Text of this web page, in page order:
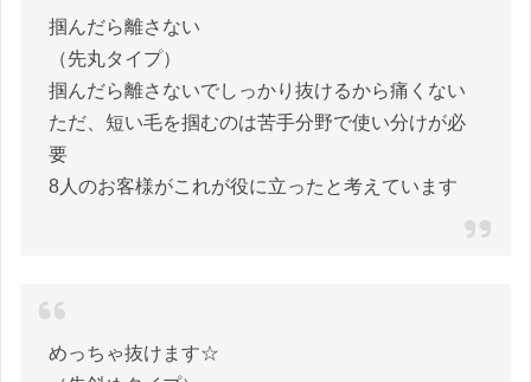
掴んだら離さない
（先丸タイプ）
掴んだら離さないでしっかり抜けるから痛くない
ただ、短い毛を掴むのは苦手分野で使い分けが必
要
8人のお客様がこれが役に立ったと考えています
めっちゃ抜けます☆